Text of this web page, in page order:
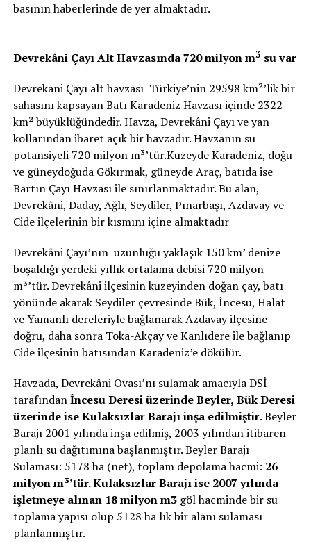
basının haberlerinde de yer almaktadır.
Devrekâni Çayı Alt Havzasında 720 milyon m3 su var
Devrekani Çayı alt havzası Türkiye’nin 29598 km²’lik bir
sahasını kapsayan Batı Karadeniz Havzası içinde 2322
km² büyüklüğündedir. Havza, Devrekâni Çayı ve yan
kollarından ibaret açık bir havzadır. Havzanın su
potansiyeli 720 milyon m³’tür.Kuzeyde Karadeniz, doğu
ve güneydoğuda Gökırmak, güneyde Araç, batıda ise
Bartın Çayı Havzası ile sınırlanmaktadır. Bu alan,
Devrekâni, Daday, Ağlı, Seydiler, Pınarbaşı, Azdavay ve
Cide ilçelerinin bir kısmını içine almaktadır
Devrekâni Çayı’nın uzunluğu yaklaşık 150 km’ denize
boşaldığı yerdeki yıllık ortalama debisi 720 milyon
m³’tür. Devrekâni ilçesinin kuzeyinden doğan çay, batı
yönünde akarak Seydiler çevresinde Bük, İncesu, Halat
ve Yamanlı dereleriyle bağlanarak Azdavay ilçesine
doğru, daha sonra Toka-Akçay ve Kanlıdere ile bağlanıp
Cide ilçesinin batısından Karadeniz’e dökülür.
Havzada, Devrekâni Ovası’nı sulamak amacıyla DSİ
tarafındanİncesu Deresi üzerinde Beyler, Bük Deresi
üzerinde ise Kulaksızlar Barajı inşa edilmiştir. Beyler
Barajı 2001 yılında inşa edilmiş, 2003 yılından itibaren
planlı su dağıtımına başlanmıştır. Beyler Barajı
Sulaması: 5178 ha (net), toplam depolama hacmi: 26
milyon m³’tür. Kulaksızlar Barajı ise 2007 yılında
işletmeye alınan 18 milyon m3 göl hacminde bir su
toplama yapısı olup 5128 ha lık bir alanı sulaması
planlanmıştır.